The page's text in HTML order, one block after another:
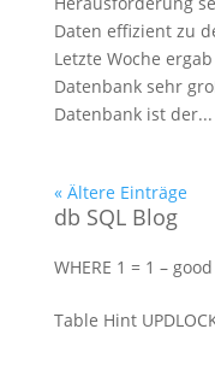
Daten effizient zu
Letzte Woche
Datenbank sehr
Datenbank ist der...
« Ältere Einträge
db SQL Blog
WHERE 1 = 1 –
Table Hint